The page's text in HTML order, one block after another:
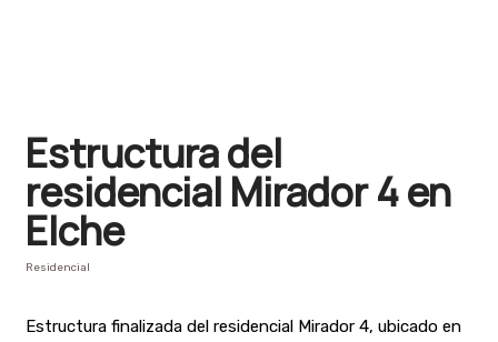
Estructura del
residencial Mirador 4 en
Elche
Residencial
Estructura finalizada del residencial Mirador 4, ubicado en